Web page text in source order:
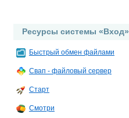
Ресурсы системы «Вход»
Быстрый обмен файлами
Свап - файловый сервер
Старт
Смотри